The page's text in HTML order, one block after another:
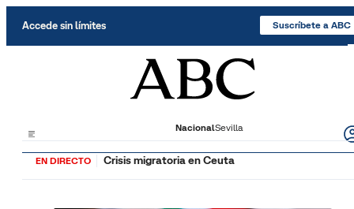
Accede sin límites Suscríbete a ABC
NacionalSevilla
EN DIRECTO Crisis migratoria en Ceuta